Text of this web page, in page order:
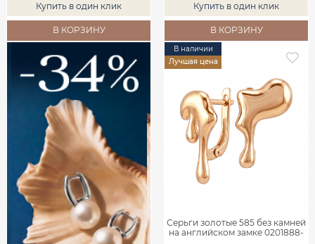
Купить в один клик
В КОРЗИНУ
Купить в один клик
В КОРЗИНУ
В наличии
Лучшая цена
Серьги золотые 585 без камней
на английском замке 0201888-